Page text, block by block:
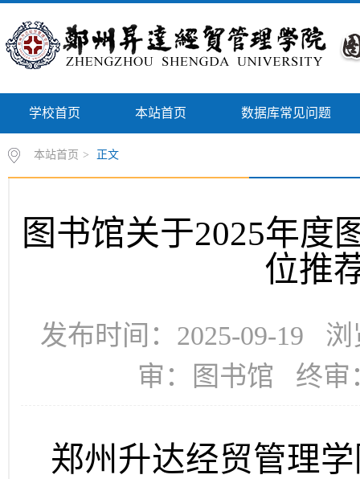
学校首页 本站首页 数据库常见问题
本站首页 > 正文
图书馆关于2025年度
位推
发布时间：2025-09-19
审：图书馆 终
郑州升达经贸管理